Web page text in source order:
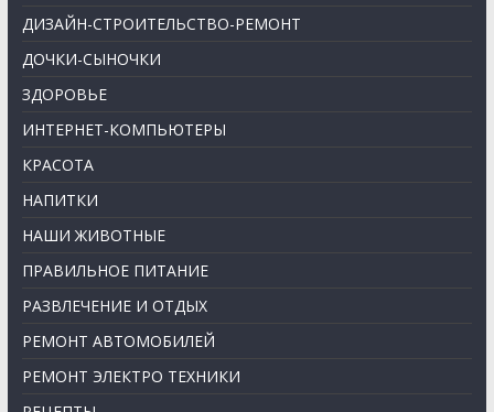
ДИЗАЙН-СТРОИТЕЛЬСТВО-РЕМОНТ
ДОЧКИ-СЫНОЧКИ
ЗДОРОВЬЕ
ИНТЕРНЕТ-КОМПЬЮТЕРЫ
КРАСОТА
НАПИТКИ
НАШИ ЖИВОТНЫЕ
ПРАВИЛЬНОЕ ПИТАНИЕ
РАЗВЛЕЧЕНИЕ И ОТДЫХ
РЕМОНТ АВТОМОБИЛЕЙ
РЕМОНТ ЭЛЕКТРО ТЕХНИКИ